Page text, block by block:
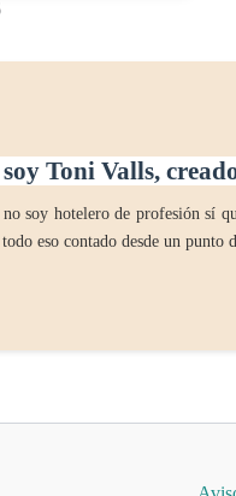
Toni Valls,
soy hotelero de profesión sí
todo eso contado desde un